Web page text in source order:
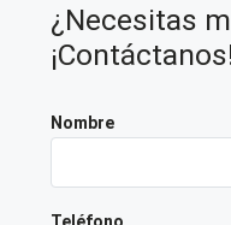
¿Necesitas
Nombre
Teléfono